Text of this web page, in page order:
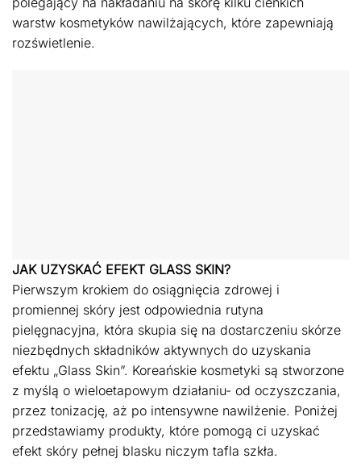
warstw kosmetyków nawilżających, które zapewniają
rozświetlenie.
JAK UZYSKAĆ EFEKT GLASS SKIN?
Pierwszym krokiem do osiągnięcia zdrowej i
promiennej skóry jest odpowiednia rutyna
pielęgnacyjna, która skupia się na dostarczeniu skórze
niezbędnych składników aktywnych do uzyskania
efektu „Glass Skin”. Koreańskie kosmetyki są stworzone
z myślą o wieloetapowym działaniu- od oczyszczania,
przez tonizację, aż po intensywne nawilżenie. Poniżej
przedstawiamy produkty, które pomogą ci uzyskać
efekt skóry pełnej blasku niczym tafla szkła.